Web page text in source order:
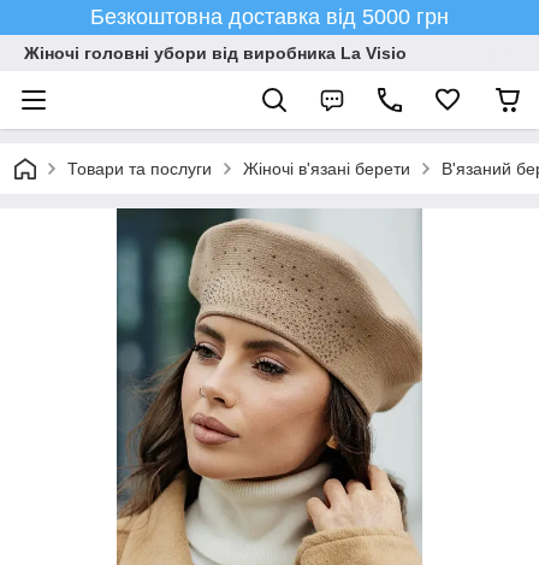
Безкоштовна доставка від 5000 грн
Жіночі головні убори від виробника La Visio
Товари та послуги Жіночі в'язані берети В'язаний